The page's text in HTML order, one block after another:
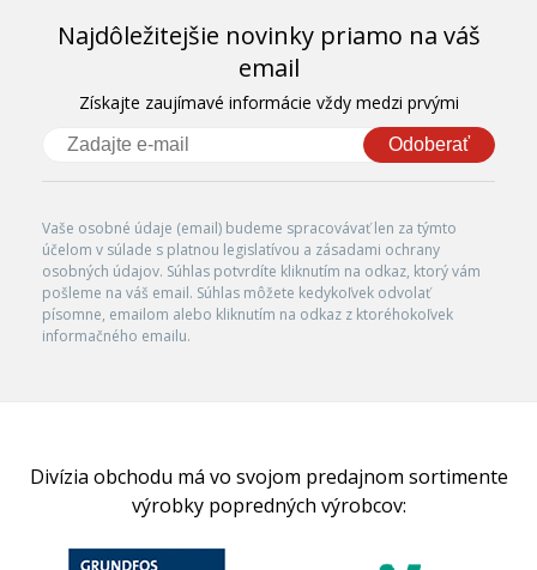
Najdôležitejšie novinky priamo na váš
email
Získajte zaujímavé informácie vždy medzi prvými
Odoberať
Vaše osobné údaje (email) budeme spracovávať len za týmto
účelom v súlade s platnou legislatívou a zásadami ochrany
osobných údajov. Súhlas potvrdíte kliknutím na odkaz, ktorý vám
pošleme na váš email. Súhlas môžete kedykoľvek odvolať
písomne, emailom alebo kliknutím na odkaz z ktoréhokoľvek
informačného emailu.
Divízia obchodu má vo svojom predajnom sortimente
výrobky popredných výrobcov: